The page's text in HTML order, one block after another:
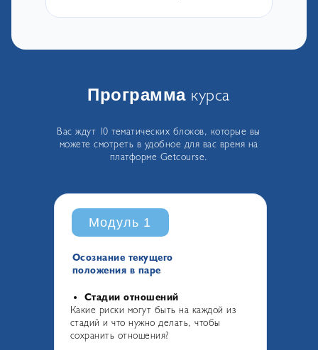
Программа курса
Стадии отношений
Какие риски могут быть на каждой из
стадий и что нужно делать, чтобы
сохранить отношения?
Осознание текущего
положения в паре
Модуль 1
Вас ждут 10 тематических блоков, которые вы
можете смотреть в удобное для вас время на
платформе Getcourse.